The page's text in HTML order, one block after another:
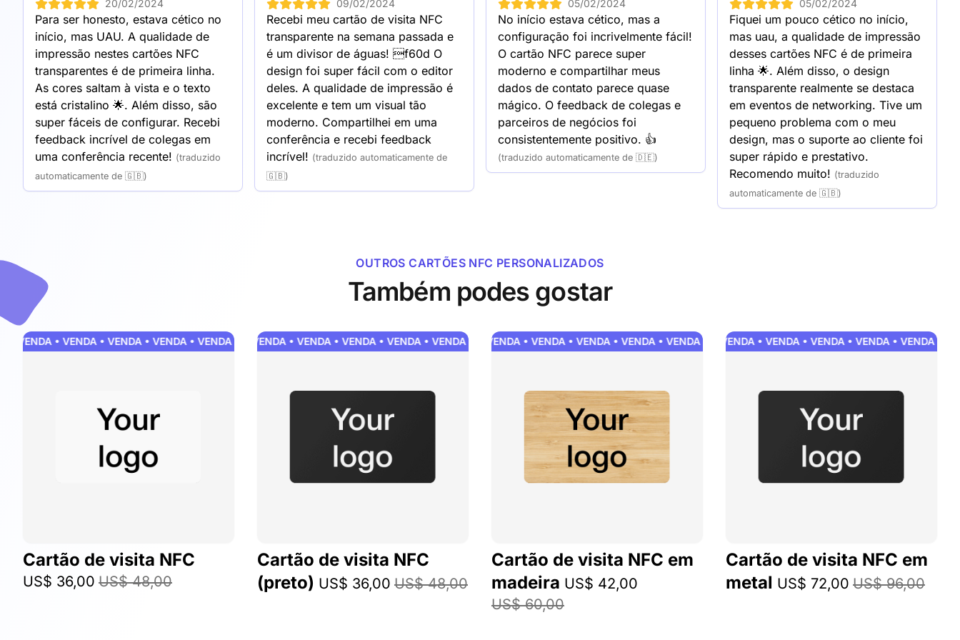
convenientemente guardados numa carteira.
50 Transparent NFC business cards: 56,2% de
desconto
100 Transparent NFC business cards: 62,5% de
desconto
250 Transparent NFC business cards: 69,9% de
desconto
500 Transparent NFC business cards: 73,1% de
desconto
1000 Transparent NFC business cards: 74,4% de
20/02/2024
Para ser honesto, estava cético no
início, mas UAU. A qualidade de
impressão nestes cartões NFC
transparentes é de primeira linha.
As cores saltam à vista e o texto
está cristalino 🌟. Além disso, são
super fáceis de configurar. Recebi
feedback incrível de colegas em
uma conferência recente! (traduzido
automaticamente de 🇬🇧)
09/02/2024
Recebi meu cartão de visita NFC
transparente na semana passada e
é um divisor de águas! f60d O
design foi super fácil com o editor
deles. A qualidade de impressão é
excelente e tem um visual tão
moderno. Compartilhei em uma
conferência e recebi feedback
incrível! (traduzido automaticamente de
🇬🇧)
05/02/2024
No início estava cético, mas a
configuração foi incrivelmente fácil!
O cartão NFC parece super
moderno e compartilhar meus
dados de contato parece quase
mágico. O feedback de colegas e
parceiros de negócios foi
consistentemente positivo. 👍
(traduzido automaticamente de 🇩🇪)
05/02/2024
Fiquei um pouco cético no início,
mas uau, a qualidade de impressão
desses cartões NFC é de primeira
linha 🌟. Além disso, o design
transparente realmente se destaca
em eventos de networking. Tive um
pequeno problema com o meu
design, mas o suporte ao cliente foi
super rápido e prestativo.
Recomendo muito! (traduzido
automaticamente de 🇬🇧)
OUTROS CARTÕES NFC PERSONALIZADOS
Também podes gostar
VENDA • VENDA • VENDA • VENDA • VENDA • VENDA • VENDA • VENDA • VENDA
Cartão de visita NFC
US$ 36,00 US$ 48,00
VENDA • VENDA • VENDA • VENDA • VENDA • VENDA • VENDA • VENDA • VENDA • VENDA
Cartão de visita NFC
(preto) US$ 36,00 US$ 48,00
VENDA • VENDA • VENDA • VENDA • VENDA • VENDA • VENDA • VENDA • VENDA • VENDA
Cartão de visita NFC em
madeira US$ 42,00
US$ 60,00
VENDA • VENDA • VENDA • VENDA • VENDA • VENDA •
Cartão de visita NFC em
metal US$ 72,00 US$ 96,00